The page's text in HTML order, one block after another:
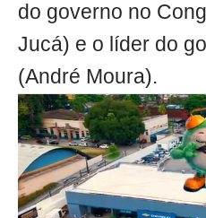
do governo no
Jucá) e o líder do
(André Moura).